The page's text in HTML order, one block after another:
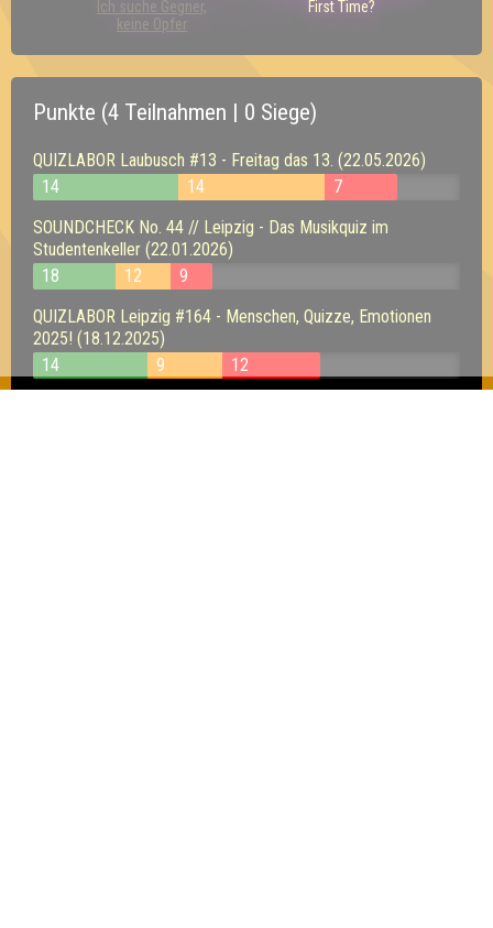
Ich suche Gegner,
keine Opfer
First Time?
Punkte (4 Teilnahmen | 0 Siege)
QUIZLABOR Laubusch #13 - Freitag das 13. (22.05.2026)
14
14
7
SOUNDCHECK No. 44 // Leipzig - Das Musikquiz im
Studentenkeller (22.01.2026)
18
12
9
QUIZLABOR Leipzig #164 - Menschen, Quizze, Emotionen
2025! (18.12.2025)
14
9
12